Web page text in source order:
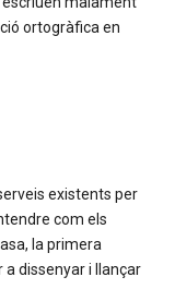
ortogràfica en
existents per
com els
la primera
a dissenyar i llançar